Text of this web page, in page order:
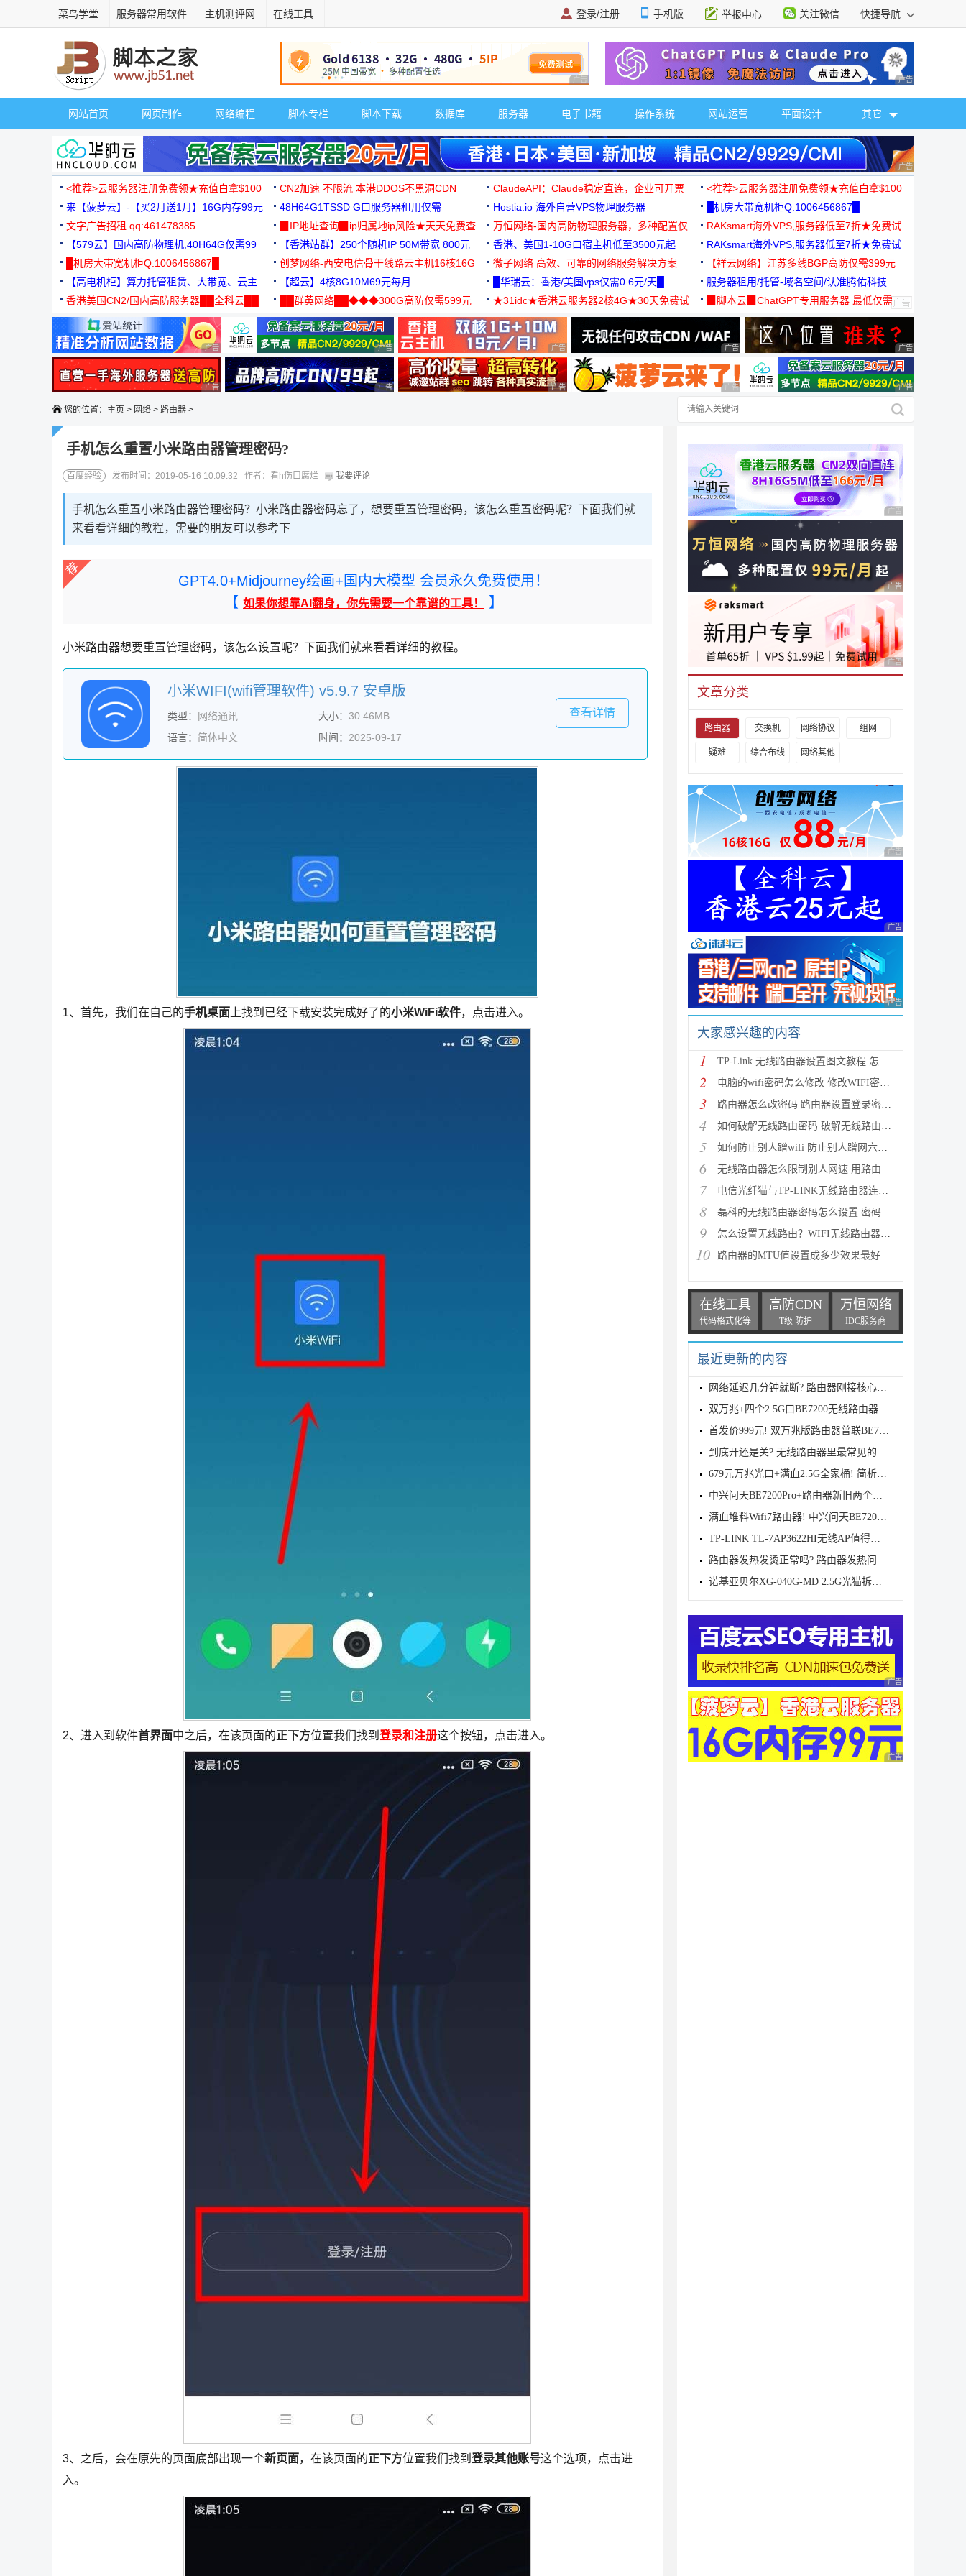
菜鸟学堂 服务器常用软件 主机测评网 在线工具 登录/注册 手机版 举报中心 关注微信 快捷导航
广告 商业广告，理性选择 广告 商业广告，理
网站首页 网页制作 网络编程 脚本专栏 脚本下载 数据库 服务器 电子书籍 操作系统 网站运营 平面设计 其它
广告 商业广告，理
<推荐>云服务器注册免费领★充值白拿$100 CN2加速 不限流 本港DDOS不黑洞CDN ClaudeAPI：Claude稳定直连，企业可开票
<推荐>云服务器注册免费领★充值白拿$100
来【菠萝云】-【买2月送1月】16G内存99元
48H64G1TSSD G口服务器租用仅需
3000+可免费测试
Hostia.io 海外自营VPS物理服务器
█机房大带宽机柜Q:1006456867█
文字广告招租 qq:461478385
▉IP地址查询▉ip归属地ip风险★天天免费查
万恒网络-国内高防物理服务器，多种配置仅
99元/月起
RAKsmart海外VPS,服务器低至7折★免费试
用★
【579云】国内高防物理机,40H64G仅需99
元
【香港站群】250个随机IP 50M带宽 800元 香港、美国1-10G口宿主机低至3500元起
RAKsmart海外VPS,服务器低至7折★免费试
用★
█机房大带宽机柜Q:1006456867█
创梦网络-西安电信骨干线路云主机16核16G
88元/月
微子网络 高效、可靠的网络服务解决方案
【祥云网络】江苏多线BGP高防仅需399元
【高电机柜】算力托管租赁、大带宽、云主
机
【超云】4核8G10M69元每月 █华瑞云：香港/美国vps仅需0.6元/天█
服务器租用/托管-域名空间/认准腾佑科技
香港美国CN2/国内高防服务器██全科云██
██群英网络██◆◆◆300G高防仅需599元
◆◆◆
★31idc★香港云服务器2核4G★30天免费试
用◆
▉脚本云▉ChatGPT专用服务器 最低仅需
19元/月
广告 商业广告，理性选择 广告 商业广告，理性选择 广告 商业广告，理性选择 广告 商业广告，理性选择 广告 商业广告，理
广告 商业广告，理性选择 广告 商业广告，理性选择 广告 商业广告，理性选择 广告 商业广告，理性选择 广告 商业广告，理
您的位置： 主页 > 网络 > 路由器 >
手机怎么重置小米路由器管理密码?
百度经验 发布时间：2019-05-16 10:09:32 作者：看h伤口腐烂 我要评论
手机怎么重置小米路由器管理密码？小米路由器密码忘了，想要重置管理密码，该怎么重置密码呢？下面我们就
来看看详细的教程，需要的朋友可以参考下
GPT4.0+Midjourney绘画+国内大模型 会员永久免费使用！
【 如果你想靠AI翻身，你先需要一个靠谱的工具！ 】
小米路由器想要重置管理密码，该怎么设置呢？下面我们就来看看详细的教程。
小米WIFI(wifi管理软件) v5.9.7 安卓版
类型： 网络通讯 大小： 30.46MB
语言： 简体中文 时间： 2025-09-17
查看详情
1、首先，我们在自己的手机桌面 上找到已经下载安装完成好了的小米WiFi软件，点击进入。
2、进入到软件首界面中之后，在该页面的正下方位置我们找到 登录和注册这个按钮，点击进入。
3、之后，会在原先的页面底部出现一个新页面，在该页面的正下方位置我们找到 登录其他账号这个选项，点击进
入。
广告 商业广告，理性
广告 商业广告，理性
广告 商业广告，理性
文章分类
路由器 交换机 网络协议 组网
疑难 综合布线 网络其他
广告 商业广告，理性
广告 商业广告，理性
广告 商业广告，理性
大家感兴趣的内容
1 TP-Link 无线路由器设置图文教程 怎么设置TP-Link无线
2 电脑的wifi密码怎么修改 修改WIFI密码的方法
3 路由器怎么改密码 路由器设置登录密码及修改无线密码
4 如何破解无线路由密码 破解无线路由密码蹭网的详细图
5 如何防止别人蹭wifi 防止别人蹭网六种方法介绍
6 无线路由器怎么限制别人网速 用路由器控制别人网速图
7 电信光纤猫与TP-LINK无线路由器连接设置向导图文详细
8 磊科的无线路由器密码怎么设置 密码设置方法图文介绍
9 怎么设置无线路由？WIFI无线路由器入门设置教程
10 路由器的MTU值设置成多少效果最好
在线工具
代码格式化等
高防CDN
T级 防护
万恒网络
IDC服务商
最近更新的内容
网络延迟几分钟就断? 路由器刚接核心交换机正常几分钟
双万兆+四个2.5G口BE7200无线路由器! 普联TPLINK 7DR7
首发价999元! 双万兆版路由器普联BE7200发布
到底开还是关? 无线路由器里最常见的五个性能增强开关
679元万兆光口+满血2.5G全家桶! 简析中兴BE7200 MAX路
中兴问天BE7200Pro+路由器新旧两个版本有什么区别? 两
满血堆料Wifi7路由器! 中兴问天BE7200MAX拆机评测
TP-LINK TL-7AP3622HI无线AP值得购买吗? TL-7AP3622HI
路由器发热发烫正常吗? 路由器发热问题的原因分析和解
诺基亚贝尔XG-040G-MD 2.5G光猫拆解测评
广告 商业广告，理性
广告 商业广告，理性